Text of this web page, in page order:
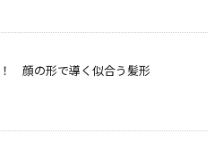
顔の形で導く似合う髪形